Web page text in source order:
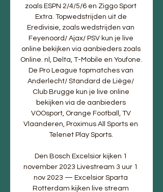
zoals ESPN 2/4/5/6 en Ziggo Sport
Extra. Topwedstrijden uit de
Eredivisie, zoals wedstrijden van
Feyenoord/ Ajax/ PSV kun je live
online bekijken via aanbieders zoals
Online. nl, Delta, T-Mobile en Youfone.
De Pro League topmatches van
Anderlecht/ Standard de Liège/
Club Brugge kun je live online
bekijken via de aanbieders
VOOsport, Orange Football, TV
Vlaanderen, Proximus All Sports en
Telenet Play Sports.
Den Bosch Excelsior kijken 1
november 2023 Livestream 3 uur 1
nov 2023 — Excelsior Sparta
Rotterdam kijken live stream